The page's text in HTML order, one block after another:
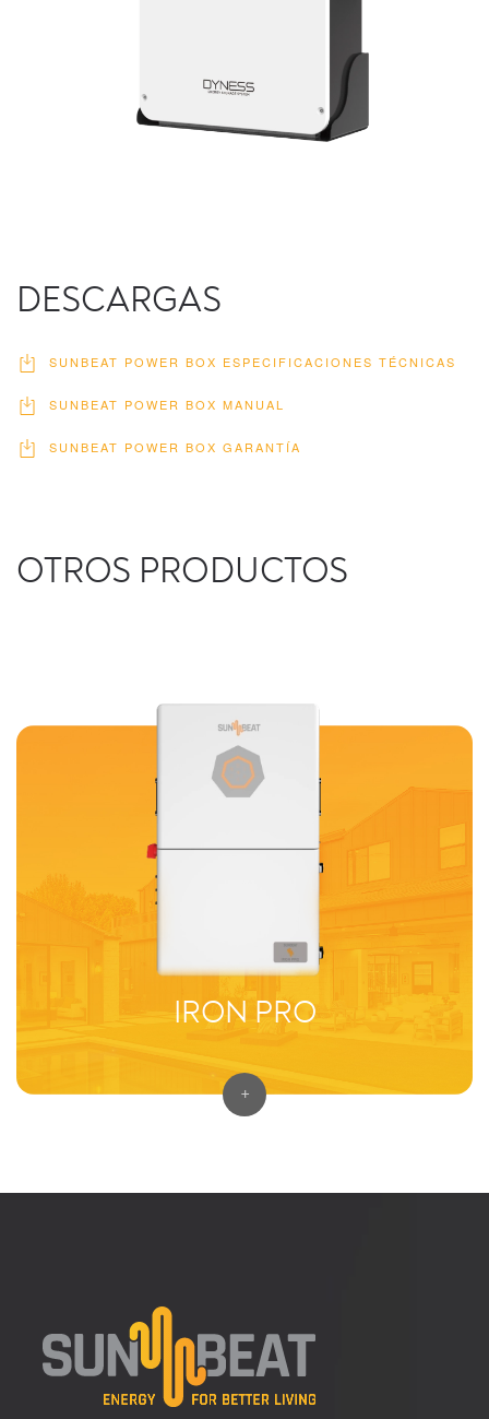
DESCARGAS
SUNBEAT POWER BOX ESPECIFICACIONES TÉCNICAS
SUNBEAT POWER BOX MANUAL
SUNBEAT POWER BOX GARANTÍA
OTROS PRODUCTOS
IRON PRO